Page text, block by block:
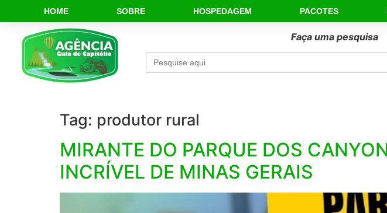
HOME SOBRE HOSPEDAGEM PACOTES
Faça uma pesquisa
Search
for:
Tag: produtor rural
MIRANTE DO PARQUE DOS
INCRÍVEL DE MINAS GERAIS